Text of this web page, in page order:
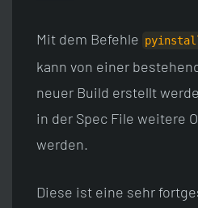
Mit dem Befehle
kann von einer
neuer Build erstellt
in der Spec File weitere
werden.
Diese ist eine sehr